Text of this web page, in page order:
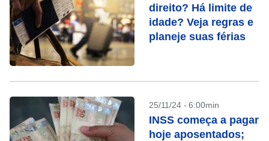
direito? Há limite de
idade? Veja regras e
planeje suas férias
25/11/24 - 6:00min
INSS começa a pagar
hoje aposentados;